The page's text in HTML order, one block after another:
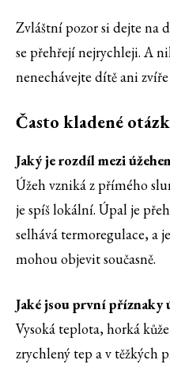
Zvláštní pozor si dejte na
se přehřejí nejrychleji. A
nenechávejte dítě ani
Často kladené
Jaký je rozdíl mezi
Úžeh vzniká z přímého
je spíš lokální. Úpal je
selhává termoregulace, a
mohou objevit současně.
Jaké jsou první příznaky
Vysoká teplota, horká
zrychlený tep a v těžkých